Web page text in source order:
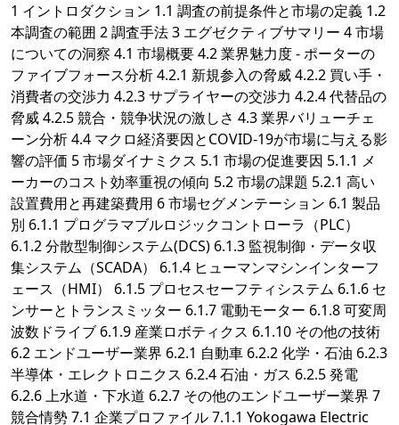
1 イントロダクション 1.1 調査の前提条件と市場の定義 1.2
本調査の範囲 2 調査手法 3 エグゼクティブサマリー 4 市場
についての洞察 4.1 市場概要 4.2 業界魅力度 - ポーターの
ファイブフォース分析 4.2.1 新規参入の脅威 4.2.2 買い手・
消費者の交渉力 4.2.3 サプライヤーの交渉力 4.2.4 代替品の
脅威 4.2.5 競合・競争状況の激しさ 4.3 業界バリューチェ
ーン分析 4.4 マクロ経済要因とCOVID-19が市場に与える影
響の評価 5 市場ダイナミクス 5.1 市場の促進要因 5.1.1 メ
ーカーのコスト効率重視の傾向 5.2 市場の課題 5.2.1 高い
設置費用と再建築費用 6 市場セグメンテーション 6.1 製品
別 6.1.1 プログラマブルロジックコントローラ（PLC）
6.1.2 分散型制御システム(DCS) 6.1.3 監視制御・データ収
集システム（SCADA） 6.1.4 ヒューマンマシンインターフ
ェース（HMI） 6.1.5 プロセスセーフティシステム 6.1.6 セ
ンサーとトランスミッター 6.1.7 電動モーター 6.1.8 可変周
波数ドライブ 6.1.9 産業ロボティクス 6.1.10 その他の技術
6.2 エンドユーザー業界 6.2.1 自動車 6.2.2 化学・石油 6.2.3
半導体・エレクトロニクス 6.2.4 石油・ガス 6.2.5 発電
6.2.6 上水道・下水道 6.2.7 その他のエンドユーザー業界 7
競合情勢 7.1 企業プロファイル 7.1.1 Yokogawa Electric